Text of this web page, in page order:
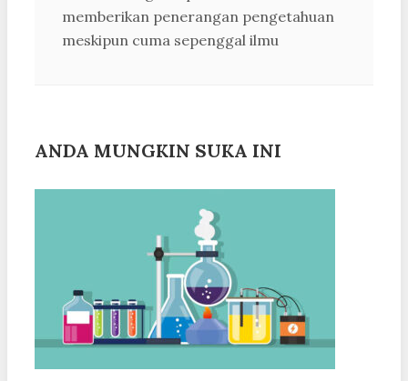
memberikan penerangan pengetahuan
meskipun cuma sepenggal ilmu
ANDA MUNGKIN SUKA INI